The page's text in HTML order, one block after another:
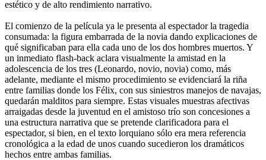
estético y de alto rendimiento narrativo.
El comienzo de la película ya le presenta al espectador la tragedia
consumada: la figura embarrada de la novia dando explicaciones de
qué significaban para ella cada uno de los dos hombres muertos. Y
un inmediato flash-back aclara visualmente la amistad en la
adolescencia de los tres (Leonardo, novio, novia) como, más
adelante, mediante el mismo procedimiento se evidenciará la riña
entre familias donde los Félix, con sus siniestros manejos de navajas,
quedarán malditos para siempre. Estas visuales muestras afectivas
arraigadas desde la juventud en el amistoso trío son concesiones a
una estructura narrativa que se pretende clarificadora para el
espectador, si bien, en el texto lorquiano sólo era mera referencia
cronológica a la edad de unos cuando sucedieron los dramáticos
hechos entre ambas familias.